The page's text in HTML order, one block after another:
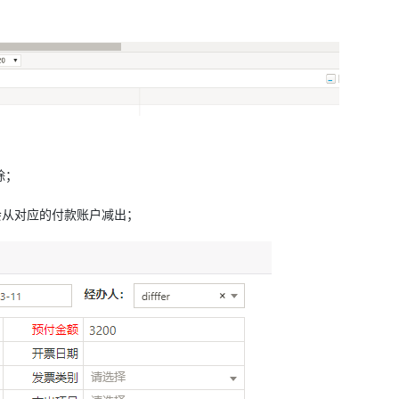
对应的付款账户减出；